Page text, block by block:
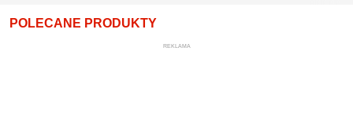
POLECANE PRODUKTY
REKLAMA